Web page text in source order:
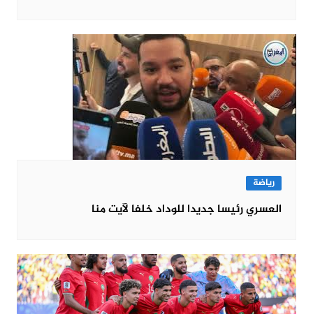
رياضة
العسري رئيسا جديدا للوداد خلفا لآيت منا